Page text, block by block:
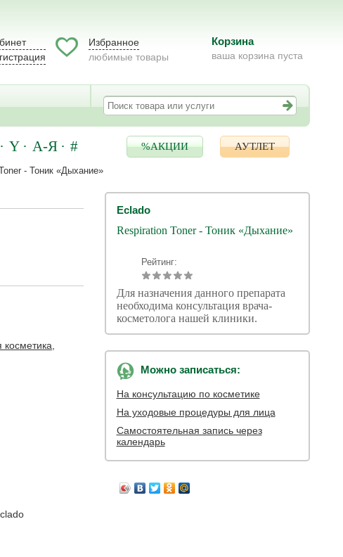
Избранное
любимые товары
Корзина
ваша корзина пуста
Y А-Я # %АКЦИИ АУТЛЕТ
- Тоник «Дыхание»
Eclado
Respiration Toner - Тоник «Дыхание»
Рейтинг:
Для назначения данного препарата
необходима консультация врача-
косметолога нашей клиники.
Можно записаться:
На консультацию по косметике
На уходовые процедуры для лица
Самостоятельная запись через
календарь